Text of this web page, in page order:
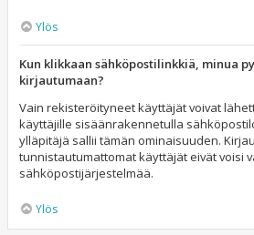
Ylös
Kun klikkaan sähköpostilinkkiä, minua
kirjautumaan?
Vain rekisteröityneet käyttäjät voivat
käyttäjille sisäänrakennetulla
ylläpitäjä sallii tämän ominaisuuden.
tunnistautumattomat käyttäjät eivät voisi
sähköpostijärjestelmää.
Ylös